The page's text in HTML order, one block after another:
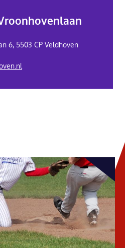
6, 5503 CP Veldhoven